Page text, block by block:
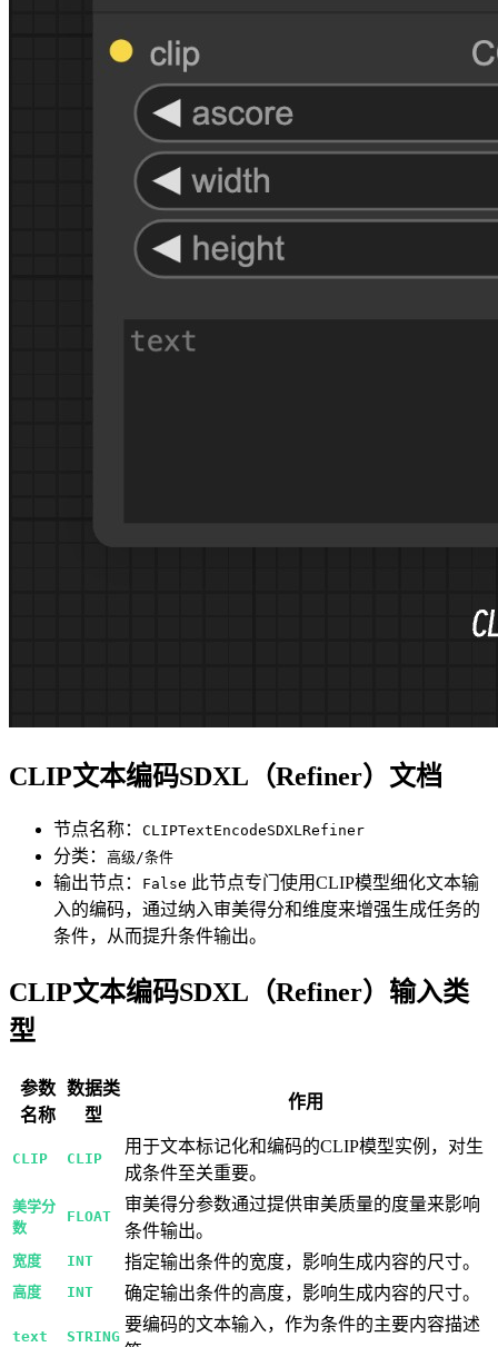
CLIP文本编码SDXL（Refiner）文档
节点名称： CLIPTextEncodeSDXLRefiner
分类： 高级/条件
输出节点： False 此节点专门使用CLIP模型细化文本输
入的编码，通过纳入审美得分和维度来增强生成任务的
条件，从而提升条件输出。
CLIP文本编码SDXL（Refiner）输入类
型
参数
名称
数据类
型
作用
CLIP CLIP
用于文本标记化和编码的CLIP模型实例，对生
成条件至关重要。
美学分
数
FLOAT
审美得分参数通过提供审美质量的度量来影响
条件输出。
宽度 INT 指定输出条件的宽度，影响生成内容的尺寸。
高度 INT 确定输出条件的高度，影响生成内容的尺寸。
text STRING
要编码的文本输入，作为条件的主要内容描述